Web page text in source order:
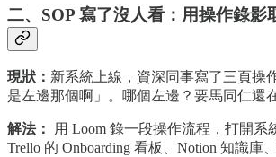
二、SOP 寫了沒人看：用操作錄影
現狀： 新系統上線，資深同事寫了三頁操
是左邊那個啊」。哪個左邊？要馬同仁
解法：
用 Loom 錄一段操作流程，打開
Trello 的 Onboarding 看板、Notion 知識庫